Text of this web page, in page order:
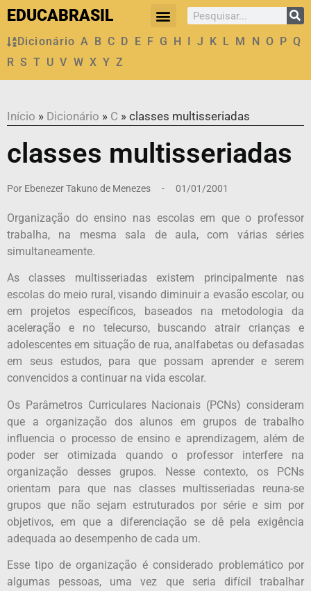
EDUCABRASIL
Dicionário A B C D E F G H I J K L M N O P Q
R S T U V W X Y Z
Início » Dicionário » C » classes multisseriadas
classes multisseriadas
Por Ebenezer Takuno de Menezes - 01/01/2001
Organização do ensino nas escolas em que o professor
trabalha, na mesma sala de aula, com várias séries
simultaneamente.
As classes multisseriadas existem principalmente nas
escolas do meio rural, visando diminuir a evasão escolar, ou
em projetos específicos, baseados na metodologia da
aceleração e no telecurso, buscando atrair crianças e
adolescentes em situação de rua, analfabetas ou defasadas
em seus estudos, para que possam aprender e serem
convencidos a continuar na vida escolar.
Os Parâmetros Curriculares Nacionais (PCNs) consideram
que a organização dos alunos em grupos de trabalho
influencia o processo de ensino e aprendizagem, além de
poder ser otimizada quando o professor interfere na
organização desses grupos. Nesse contexto, os PCNs
orientam para que nas classes multisseriadas reuna-se
grupos que não sejam estruturados por série e sim por
objetivos, em que a diferenciação se dê pela exigência
adequada ao desempenho de cada um.
Esse tipo de organização é considerado problemático por
algumas pessoas, uma vez que seria difícil trabalhar